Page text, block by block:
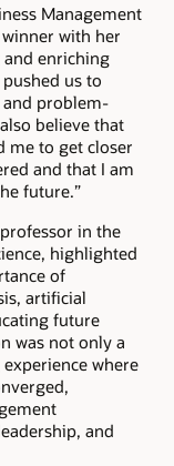
Management
with her
and enriching
us to
problem-
believe that
me to get closer
and that I am
future.”
in the
highlighted
of
artificial
future
was not only a
where
and